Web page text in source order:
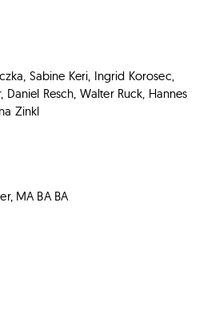
Sabine Keri, Ingrid Korosec,
Resch, Walter Ruck, Hannes
Zinkl
MA BA BA